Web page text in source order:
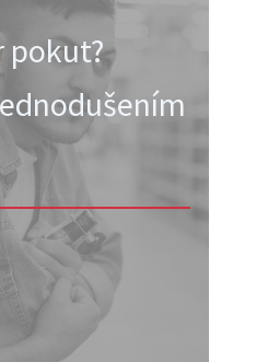
pokut?